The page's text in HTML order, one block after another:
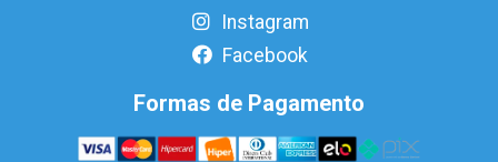
Instagram
Facebook
Formas de Pagamento